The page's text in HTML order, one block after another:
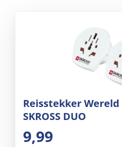
Reisstekker
SKROSS DUO
9,99